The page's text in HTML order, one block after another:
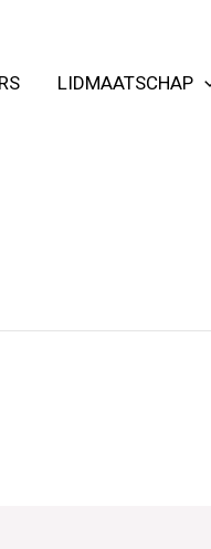
LIDMAATSCHAP